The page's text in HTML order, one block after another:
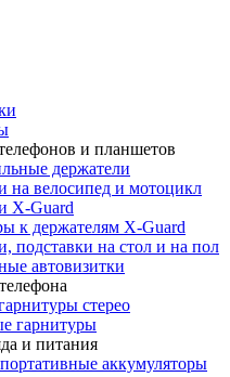
и планшетов
держатели
на велосипед и мотоцикл
X-Guard
к держателям X-Guard
подставки на стол и на пол
автовизитки
стерео
гарнитуры
и питания
аккумуляторы